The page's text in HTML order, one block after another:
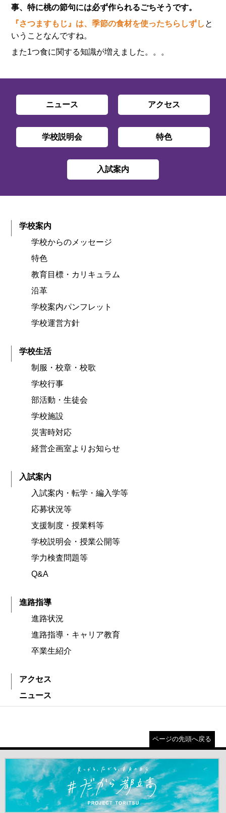
事、特に桃の節句には必ず作られるごちそうです。
『さつますもじ』は、季節の食材を使ったちらしずし と
いうことなんですね。
また1つ食に関する知識が増えました。。。
ニュース アクセス
学校説明会 特色
入試案内
学校案内
学校からのメッセージ
特色
教育目標・カリキュラム
沿革
学校案内パンフレット
学校運営方針
学校生活
制服・校章・校歌
学校行事
部活動・生徒会
学校施設
災害時対応
経営企画室よりお知らせ
入試案内
入試案内・転学・編入学等
応募状況等
支援制度・授業料等
学校説明会・授業公開等
学力検査問題等
Q&A
進路指導
進路状況
進路指導・キャリア教育
卒業生紹介
アクセス
ニュース
ページの先頭へ戻る
＃だから都立高（別ウインドウが開きます）